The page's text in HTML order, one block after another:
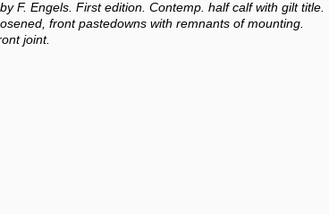
F. Engels. First edition. Contemp. half calf with gilt title.
front pastedowns with remnants of mounting.
joint.